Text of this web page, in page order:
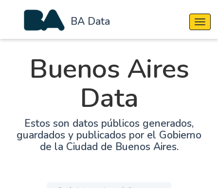
BA Data
Buenos Aires
Data
Estos son datos públicos generados,
guardados y publicados por el Gobierno
de la Ciudad de Buenos Aires.